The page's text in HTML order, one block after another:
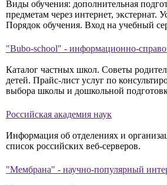
Виды обучения: дополнительная
предметам через интернет, экстернат.
Порядок обучения. Вход на учебный
"Bubo-school" - информационно-
Каталог частных школ. Советы
детей. Прайс-лист услуг по
выбора школы и дошкольной
Российская академия наук
Информация об отделениях и
список российских веб-серверов.
"Мембрана" - научно-популярный